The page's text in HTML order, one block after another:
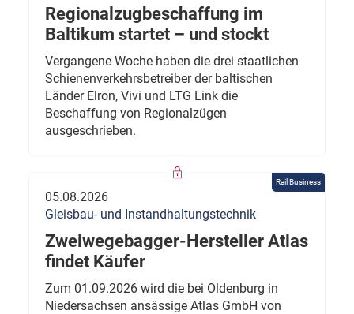
Regionalzugbeschaffung im
Baltikum startet – und stockt
Vergangene Woche haben die drei staatlichen
Schienenverkehrsbetreiber der baltischen
Länder Elron, Vivi und LTG Link die
Beschaffung von Regionalzügen
ausgeschrieben.
Rail Business
05.08.2026
Gleisbau- und Instandhaltungstechnik
Zweiwegebagger-Hersteller Atlas
findet Käufer
Zum 01.09.2026 wird die bei Oldenburg in
Niedersachsen ansässige Atlas GmbH von